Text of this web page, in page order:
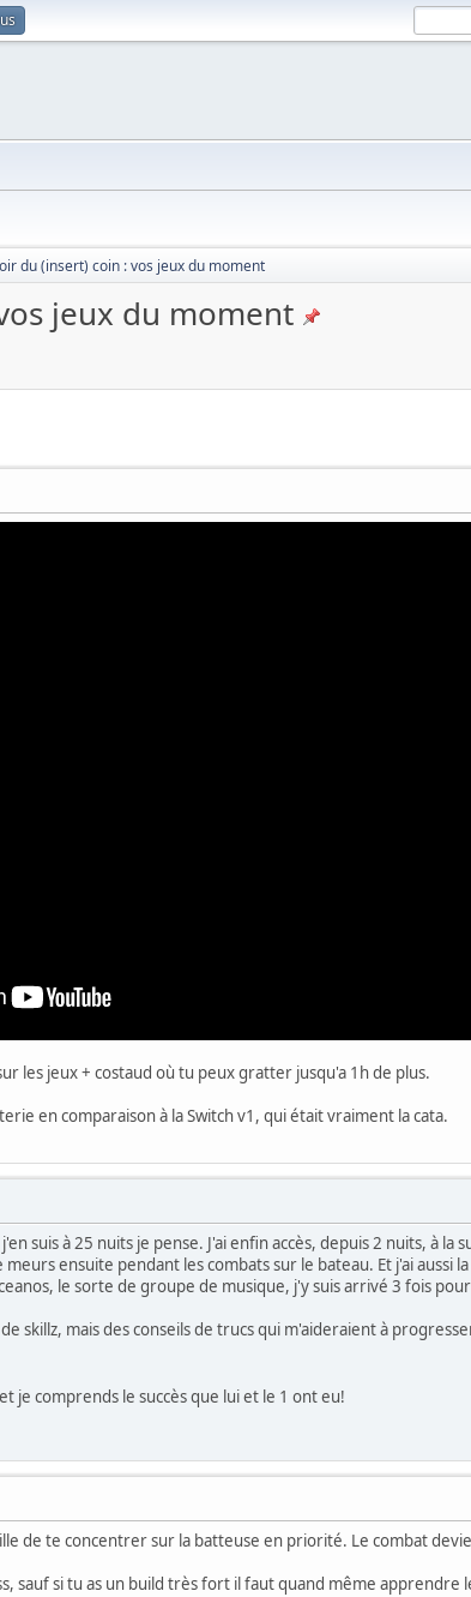
du (insert) coin : vos jeux du moment
jeux du moment
les jeux + costaud où tu peux gratter jusqu'a 1h de plus.
en comparaison à la Switch v1, qui était vraiment la cata.
suis à 25 nuits je pense. J'ai enfin accès, depuis 2 nuits, à
meurs ensuite pendant les combats sur le bateau. Et j'ai aussi
le sorte de groupe de musique, j'y suis arrivé 3 fois
skillz, mais des conseils de trucs qui m'aideraient à
je comprends le succès que lui et le 1 ont eu!
de te concentrer sur la batteuse en priorité. Le combat
sauf si tu as un build très fort il faut quand même